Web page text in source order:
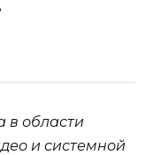
в области
и системной